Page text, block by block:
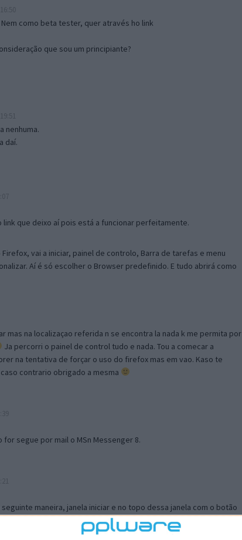
como beta tester, quer através ho link
que sou um principiante?
nenhuma.
daí.
que deixo aí pois está a funcionar perfeitamente.
vai a iniciar, painel de controlo, Barra de tarefas e menu
Aí é só escolher o Browser predefinido. E tudo abrirá como
mas na localizaçao referida n se encontra la nada k me permita por
Ja percorri o painel de control tudo e nada. Tou a comecar a
na tentativa de forçar o uso do firefox mas em vao. Kaso te
contrario obrigado a mesma
for segue por mail o MSn Messenger 8.
maneira, janela iniciar e no topo dessa janela com o botão
separador Menu ‘Iniciar’ clica no botão ‘Personalizar’ aí
escolheres o Browser com que queres navegar e o gestor de